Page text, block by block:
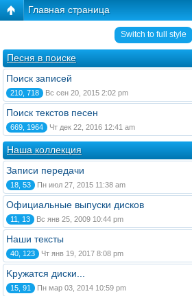
Главная страница
Switch to full style
Песня в поиске
Поиск записей
210, 718 Вс сен 20, 2015 2:02 pm
Поиск текстов песен
669, 1964 Чт дек 22, 2016 12:41 am
Наша коллекция
Записи передачи
18, 53 Пн июл 27, 2015 11:38 am
Официальные выпуски дисков
11, 13 Вс янв 25, 2009 10:44 pm
Наши тексты
40, 123 Чт янв 19, 2017 8:08 pm
Kружатся диски...
15, 91 Пн мар 03, 2014 10:59 pm